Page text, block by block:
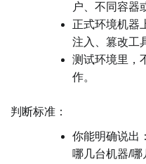
户、不同容器
正式环境机器
注入、篡改工
测试环境里，
作。
判断标准：
你能明确说出：
哪几台机器/哪